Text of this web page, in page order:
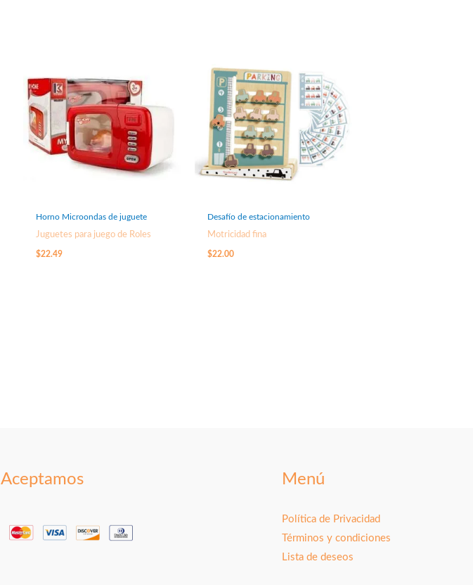
Horno Microondas de juguete
Juguetes para juego de Roles
$22.49
Desafío de estacionamiento
Motricidad fina
$22.00
Aceptamos Menú
Política de Privacidad
Términos y condiciones
Lista de deseos